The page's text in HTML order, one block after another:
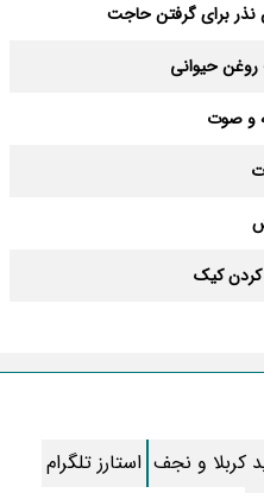
نذر برای گرفتن حاجت
حیوانی
و صوت
کیک
هومن سیدی حرف آخر را زد
تر کن
کربلا و نجف استارز تلگرام